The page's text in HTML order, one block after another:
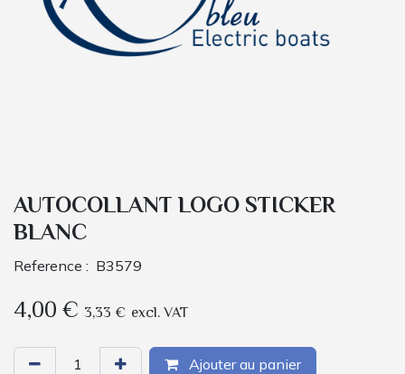
AUTOCOLLANT LOGO STICKER
BLANC
Reference : B3579
4,00€ 3,33 € excl. VAT
Ajouter au panier